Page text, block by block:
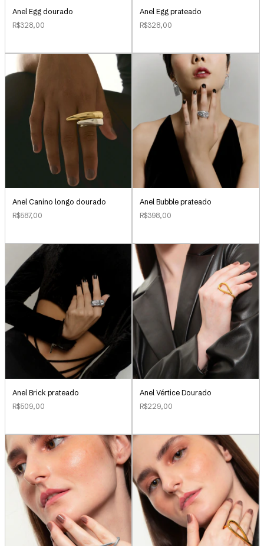
Anel Egg dourado
R$328,00
Anel Egg prateado
R$328,00
Anel Canino longo dourado
R$587,00
Anel Bubble prateado
R$398,00
Anel Brick prateado
R$509,00
Anel Vértice Dourado
R$229,00